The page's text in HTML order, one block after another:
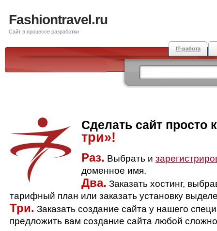
Fashiontravel.ru
Сайт в процессе разработки
IT-работа
Сделать сайт просто
три»!
Раз. Выбрать и
доменное имя.
Два. Заказать хостинг,
тарифный план или заказать установку
Три. Заказать создание сайта у нашего
предложить вам создание сайта любой